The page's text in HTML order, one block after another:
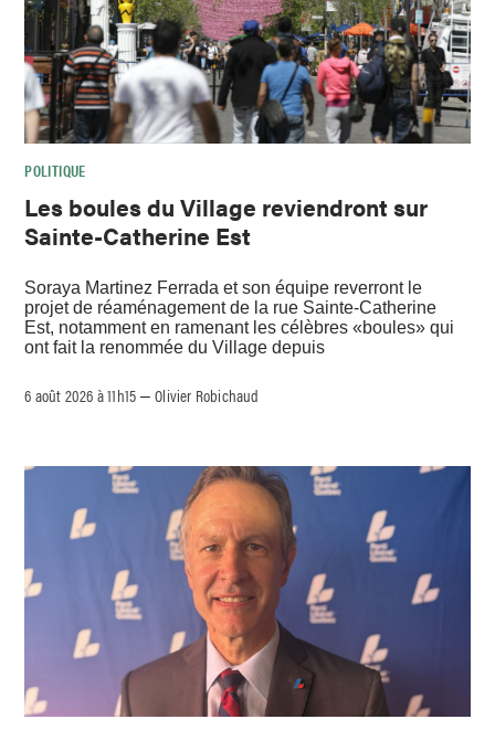
POLITIQUE
Les boules du Village reviendront sur
Sainte-Catherine Est
Soraya Martinez Ferrada et son équipe reverront le
projet de réaménagement de la rue Sainte-Catherine
Est, notamment en ramenant les célèbres «boules» qui
ont fait la renommée du Village depuis
6 août 2026 à 11h15 –Olivier Robichaud